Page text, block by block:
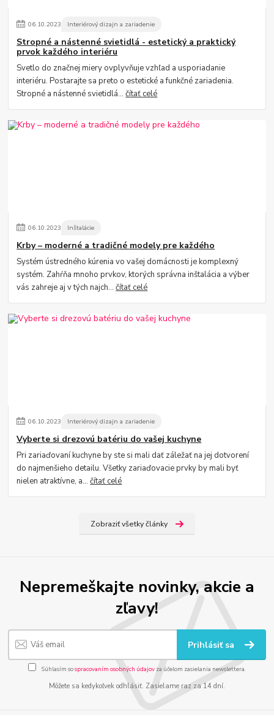
06.10.2023 Interiérový dizajn a zariadenie
Stropné a nástenné svietidlá - estetický a praktický
prvok každého interiéru
Svetlo do značnej miery ovplyvňuje vzhľad a usporiadanie
interiéru. Postarajte sa preto o estetické a funkčné zariadenia.
Stropné a nástenné svietidlá...čítať celé
06.10.2023 Inštalácie
Krby – moderné a tradičné modely pre každého
Systém ústredného kúrenia vo vašej domácnosti je komplexný
systém. Zahŕňa mnoho prvkov, ktorých správna inštalácia a výber
vás zahreje aj v tých najch...čítať celé
06.10.2023 Interiérový dizajn a zariadenie
Vyberte si drezovú batériu do vašej kuchyne
Pri zariaďovaní kuchyne by ste si mali dať záležať na jej dotvorení
do najmenšieho detailu. Všetky zariaďovacie prvky by mali byť
nielen atraktívne, a...čítať celé
Zobraziť všetky články
Nepremeškajte novinky, akcie a
zľavy!
Prihlásiť sa
Súhlasím sospracovaním osobných údajov za účelom zasielania newslettera.
Môžete sa kedykoľvek odhlásiť. Zasielame raz za 14 dní.